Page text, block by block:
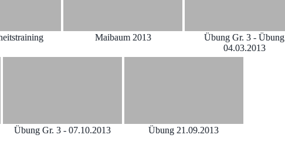
Maibaum 2013
Übung Gr. 3 - Übung
04.03.2013
Übung Gr. 3 - 07.10.2013 Übung 21.09.2013